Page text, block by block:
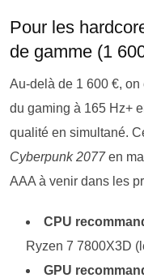
Pour les
de gamme (1
Au-delà de 1 600 €,
du gaming à 165 Hz+
qualité en simultané.
Cyberpunk 2077en
AAA à venir dans les
CPU
Ryzen 7 7800X3D
GPU